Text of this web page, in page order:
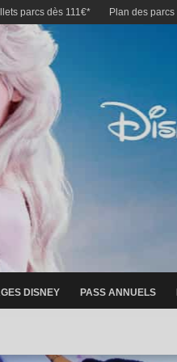
parcs dès 111€* Plan des parcs
DISNEY PASS ANNUELS